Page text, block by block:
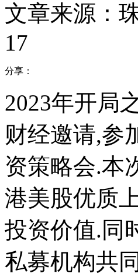
文章来源：
17
分享：
2023年开局
财经邀请,参
资策略会.本
港美股优质
投资价值.同
私募机构共